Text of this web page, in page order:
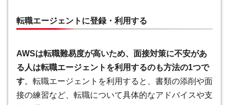
転職エージェントに登録・利用する
AWSは転職難易度が高いため、面接対策に不安があ
る人は転職エージェントを利用するのも方法の1つで
す。転職エージェントを利用すると、書類の添削や面
接の練習など、転職について具体的なアドバイスや支